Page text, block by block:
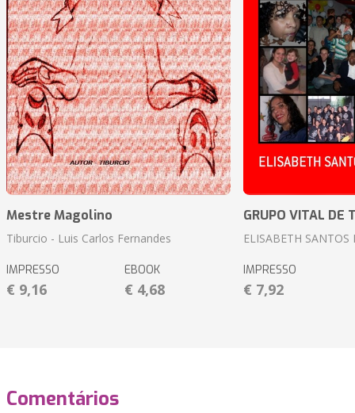
Mestre Magolino
Tiburcio - Luis Carlos Fernandes
IMPRESSO
€ 9,16
EBOOK
€ 4,68
GRUPO VITAL DE
ELISABETH SANTOS
IMPRESSO
€ 7,92
Comentários